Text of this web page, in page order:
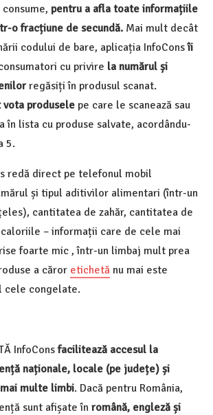
pentru a afla toate informațiile
o fracțiune de secundă. Mai mult decât
codului de bare, aplicația InfoCons îi
cu privire la numărul și
regăsiți în produsul scanat.
vota produsele pe care le scanează sau
în lista cu produse salvate, acordându-
5.
redă direct pe telefonul mobil
și tipul aditivilor alimentari (într-un
cantitatea de zahăr, cantitatea de
– informații care de cele mai
foarte mic , într-un limbaj mult prea
a căror etichetă nu mai este
cele congelate.
InfoCons facilitează accesul la
naționale, locale (pe județe) și
multe limbi. Dacă pentru România,
sunt afișate înromână, engleză și